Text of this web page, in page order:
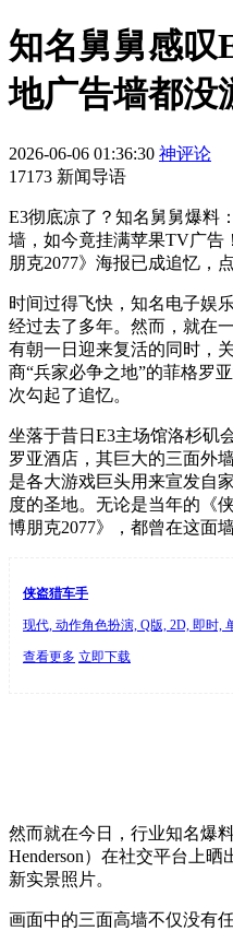
知名舅舅感叹
地广告墙都没
2026-06-06 01:36:30 神评论
17173 新闻导语
E3彻底凉了？知名舅舅爆料
墙，如今竟挂满苹果TV广告
朋克2077》海报已成追忆，
时间过得飞快，知名电子娱
经过去了多年。然而，就在
有朝一日迎来复活的同时，
商“兵家必争之地”的菲格罗
次勾起了追忆。
坐落于昔日E3主场馆洛杉矶
罗亚酒店，其巨大的三面外
是各大游戏巨头用来宣发自
度的圣地。无论是当年的《
博朋克2077》，都曾在这面
侠盗猎车手
现代, 动作角色扮演, Q版, 2D, 即时,
查看更多 立即下载
然而就在今日，行业知名爆
Henderson）在社交平台上
新实景照片。
画面中的三面高墙不仅没有